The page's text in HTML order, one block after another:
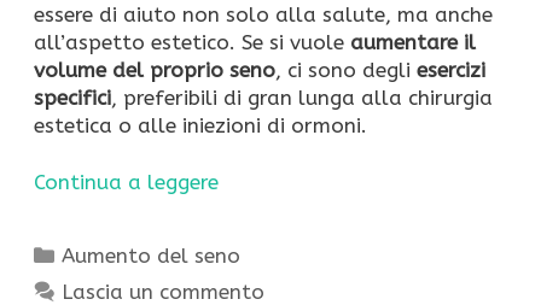
essere di aiuto non solo alla salute, ma anche
all’aspetto estetico. Se si vuole aumentare il
volume del proprio seno, ci sono degli esercizi
specifici, preferibili di gran lunga alla chirurgia
estetica o alle iniezioni di ormoni.
Continua a leggere
Categorie
Aumento del seno
Lascia un commento